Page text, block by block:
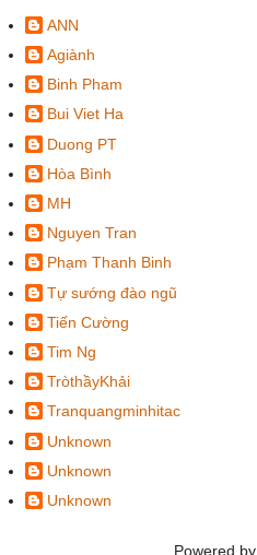
ANN
Agiành
Binh Pham
Bui Viet Ha
Duong PT
Hòa Bình
MH
Nguyen Tran
Phạm Thanh Binh
Tự sướng đào ngũ
Tiến Cường
Tim Ng
TròthầyKhải
Tranquangminhitac
Unknown
Unknown
Unknown
Powered by